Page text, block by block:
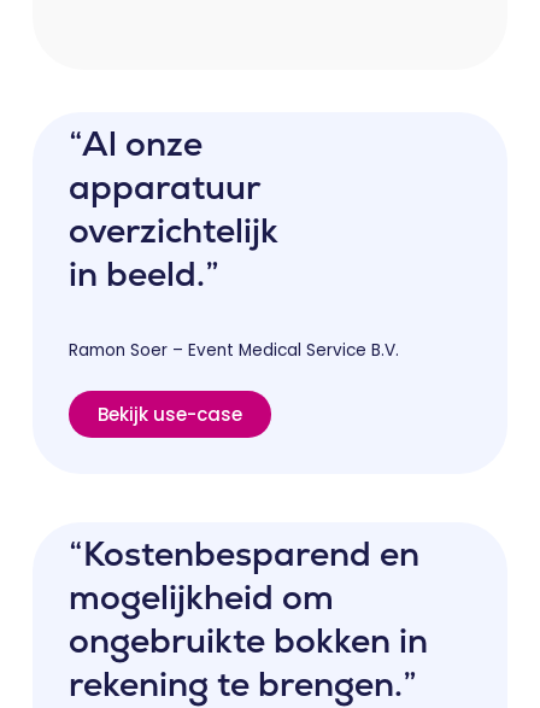
“Al onze
apparatuur
overzichtelijk
in beeld.”
Bekijk use-case
Ramon Soer – Event Medical Service B.V.
“Kostenbesparend en
mogelijkheid om
ongebruikte bokken in
rekening te brengen.”